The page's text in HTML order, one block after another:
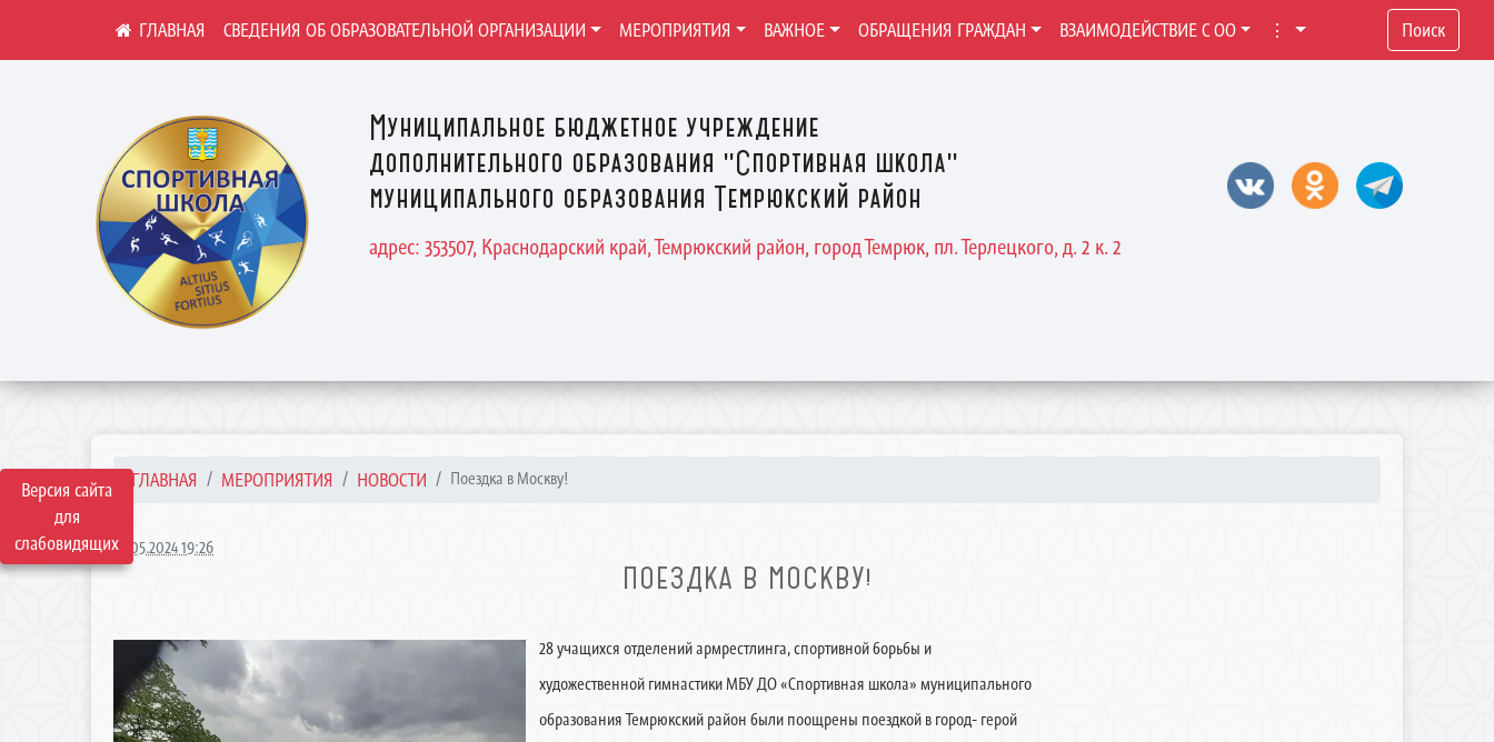
Версия сайта
для
слабовидящих
Муниципальное бюджетное учреждение
дополнительного образования "Спортивная школа"
муниципального образования Темрюкский район
адрес: 353507, Краснодарский край, Темрюкский район, город Темрюк, пл. Терлецкого, д. 2 к. 2
СВЕДЕНИЯ ОБ ОБРАЗОВАТЕЛЬНОЙ ОРГАНИЗАЦИИ МЕРОПРИЯТИЯ ВАЖНОЕ ОБРАЩЕНИЯ ГРАЖДАН ВЗАИМОДЕЙСТВИЕ С ОО ⋮ Поиск
ГЛАВНАЯ МЕРОПРИЯТИЯ НОВОСТИ Поездка в Москву!
16.05.2024 19:26
ПОЕЗДКА В МОСКВУ!
28 учащихся отделений армрестлинга, спортивной борьбы и
художественной гимнастики МБУ ДО «Спортивная школа» муниципального
образования Темрюкский район были поощрены поездкой в город- герой